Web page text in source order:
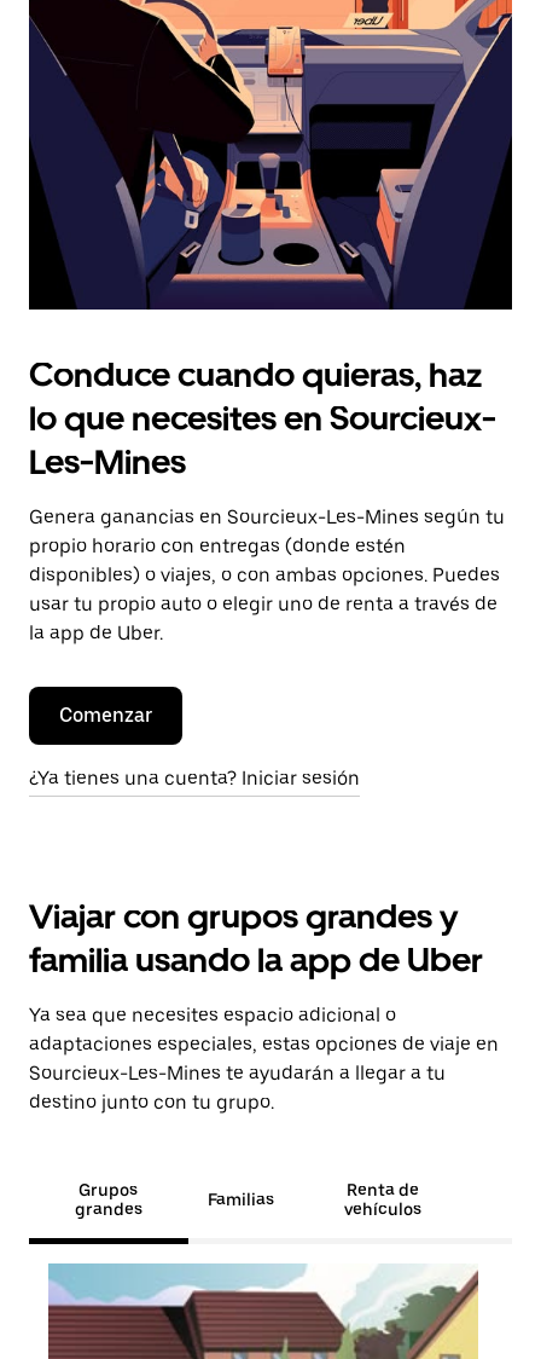
Presiona
la
tecla Esc
para
calendario.
Conduce cuando quieras, haz
lo que necesites en Sourcieux-
Les-Mines
Genera ganancias en Sourcieux-Les-Mines según tu
propio horario con entregas (donde estén
disponibles) o viajes, o con ambas opciones. Puedes
usar tu propio auto o elegir uno de renta a través de
la app de Uber.
Comenzar
¿Ya tienes una cuenta? Iniciar sesión
Viajar con grupos grandes y
familia usando la app de Uber
Ya sea que necesites espacio adicional o
adaptaciones especiales, estas opciones de viaje en
Sourcieux-Les-Mines te ayudarán a llegar a tu
destino junto con tu grupo.
Grupos
grandes
Familias
Renta de
vehículos